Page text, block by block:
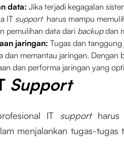
data: Jika terjadi kegagalan
IT support harus mampu
pemulihan data dari backupdan
jaringan: Tugas dan
dan memantau jaringan. Dengan
dan performa jaringan yang
Support
IT supportharus
menjalankan tugas-